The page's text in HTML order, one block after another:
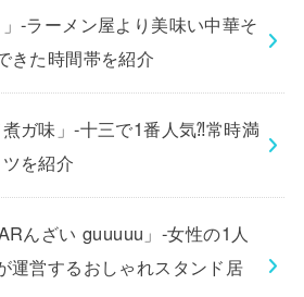
」-ラーメン屋より美味い中華そ
きた時間帯を紹介
煮ガ味」-十三で1番人気⁈常時満
を紹介
んざい guuuuu」-女性の1人
運営するおしゃれスタンド居